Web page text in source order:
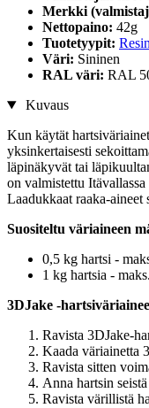
Merkki
Nettopaino: 42g
Tuotetyypit:
Väri: Sininen
RAL väri: RAL
Kuvaus
Kun käytät
yksinkertaisesti
läpinäkyvät tai
on valmistettu
Laadukkaat raaka-
Suositeltu väriaineen
0,5 kg hartsi -
1 kg hartsia -
3DJake -
Ravista 3DJake-
Kaada väriainetta
Ravista sitten
Anna hartsin
Ravista värillistä